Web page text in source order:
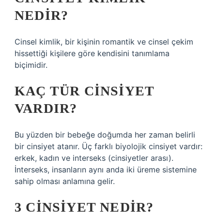
NEDIR?
Cinsel kimlik, bir kişinin romantik ve cinsel çekim
hissettiği kişilere göre kendisini tanımlama
biçimidir.
KAÇ TÜR CINSIYET
VARDIR?
Bu yüzden bir bebeğe doğumda her zaman belirli
bir cinsiyet atanır. Üç farklı biyolojik cinsiyet vardır:
erkek, kadın ve interseks (cinsiyetler arası).
İnterseks, insanların aynı anda iki üreme sistemine
sahip olması anlamına gelir.
3 CINSIYET NEDIR?